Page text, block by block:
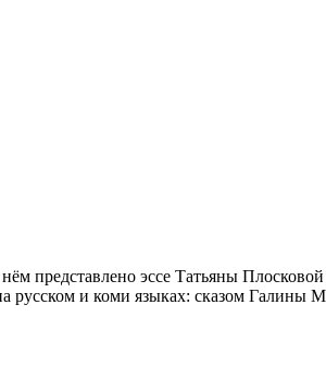
представлено эссе Татьяны
русском и коми языках: сказом